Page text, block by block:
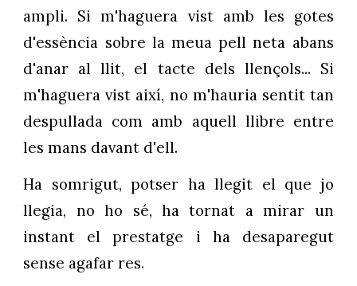
ampli. Si m'haguera vist amb les gotes
d'essència sobre la meua pell neta abans
d'anar al llit, el tacte dels llençols... Si
m'haguera vist així, no m'hauria sentit tan
despullada com amb aquell llibre entre
les mans davant d'ell.
Ha somrigut, potser ha llegit el que jo
llegia, no ho sé, ha tornat a mirar un
instant el prestatge i ha desaparegut
sense agafar res.